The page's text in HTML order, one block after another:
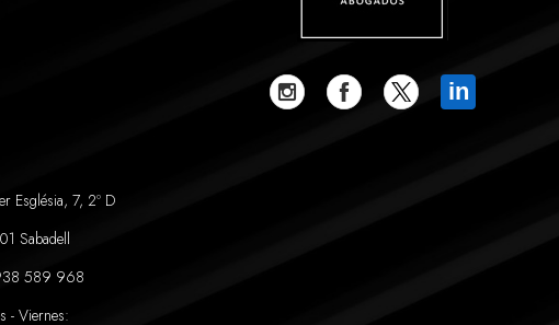
in
Església, 7, 2º D
Sabadell
589 968
- Viernes: